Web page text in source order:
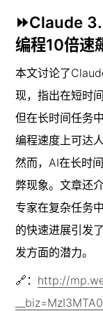
⏩Claude
编程10倍速
本文讨论了
现，指出在短时
但在长时间任务
编程速度上可达
然而，AI在长时
弊现象。文章还
专家在复杂任务
的快速进展引发
发方面的潜力。
🔗： http://